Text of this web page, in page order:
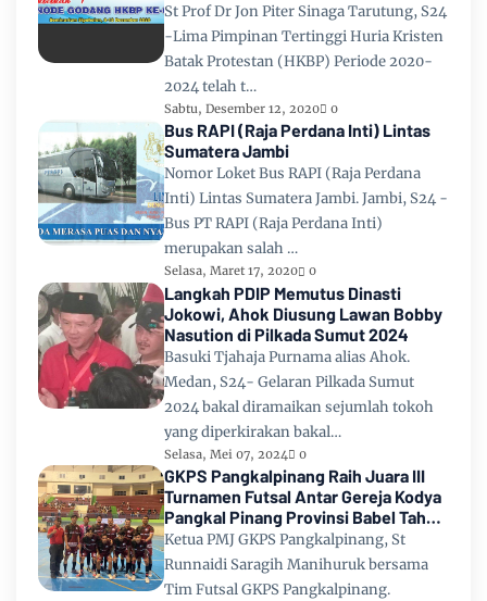
St Prof Dr Jon Piter Sinaga Tarutung, S24
-Lima Pimpinan Tertinggi Huria Kristen
Batak Protestan (HKBP) Periode 2020-
2024 telah t…
Sabtu, Desember 12, 2020 0
Bus RAPI (Raja Perdana Inti) Lintas
Sumatera Jambi
Nomor Loket Bus RAPI (Raja Perdana
Inti) Lintas Sumatera Jambi. Jambi, S24 -
Bus PT RAPI (Raja Perdana Inti)
merupakan salah …
Selasa, Maret 17, 2020 0
Langkah PDIP Memutus Dinasti
Jokowi, Ahok Diusung Lawan Bobby
Nasution di Pilkada Sumut 2024
Basuki Tjahaja Purnama alias Ahok.
Medan, S24- Gelaran Pilkada Sumut
2024 bakal diramaikan sejumlah tokoh
yang diperkirakan bakal…
Selasa, Mei 07, 2024 0
GKPS Pangkalpinang Raih Juara III
Turnamen Futsal Antar Gereja Kodya
Pangkal Pinang Provinsi Babel Tahun
2024
Ketua PMJ GKPS Pangkalpinang, St
Runnaidi Saragih Manihuruk bersama
Tim Futsal GKPS Pangkalpinang.